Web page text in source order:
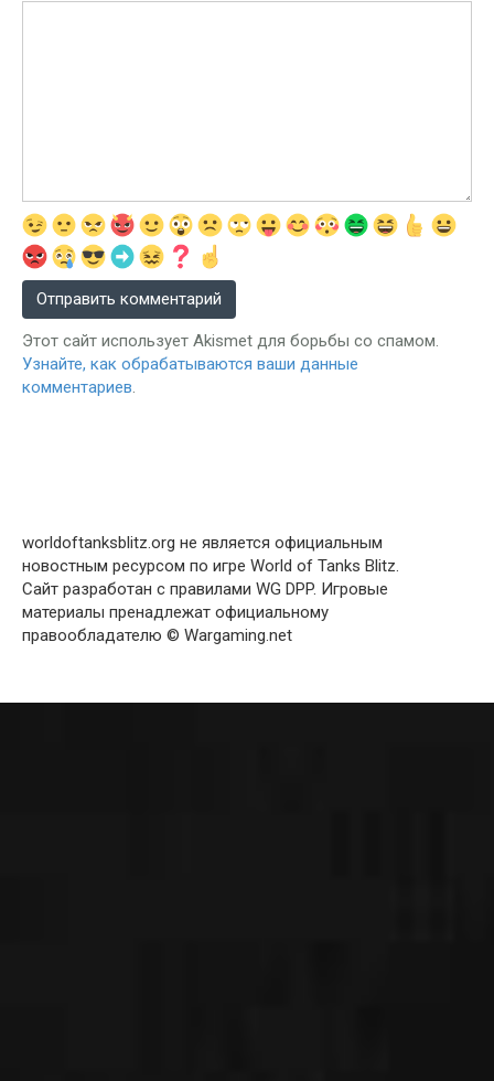
Этот сайт использует Akismet для борьбы со спамом.
Узнайте, как обрабатываются ваши данные
комментариев.
worldoftanksblitz.org не является официальным
новостным ресурсом по игре World of Tanks Blitz.
Сайт разработан с правилами WG DPP. Игровые
материалы пренадлежат официальному
правообладателю © Wargaming.net